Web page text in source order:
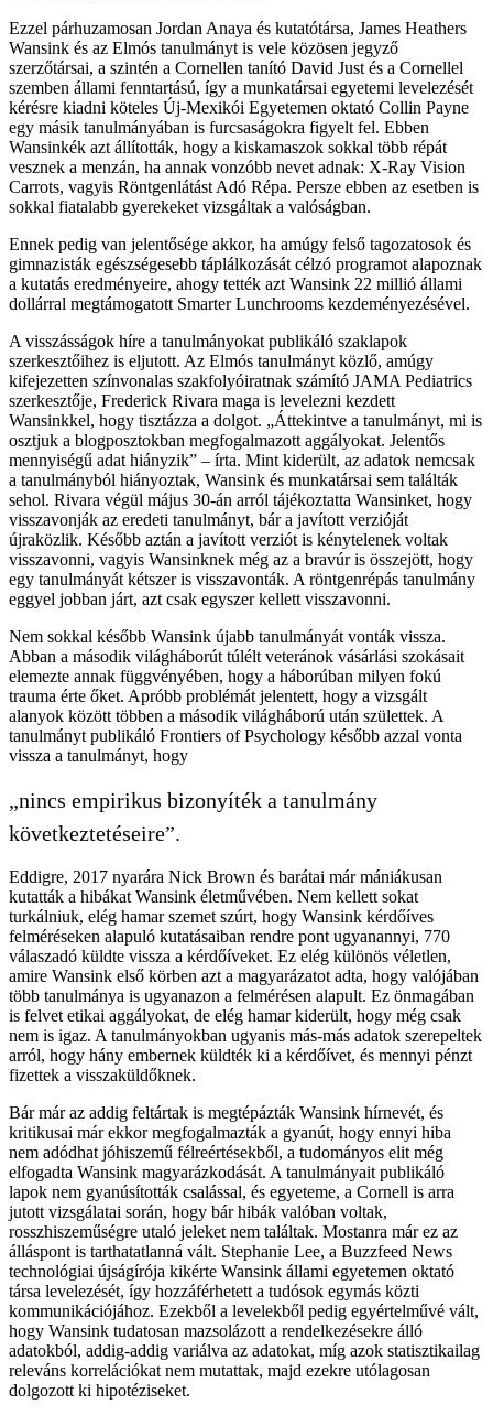
Ezzel párhuzamosan Jordan Anaya és kutatótársa, James Heathers
Wansink és az Elmós tanulmányt is vele közösen jegyző
szerzőtársai, a szintén a Cornellen tanító David Just és a Cornellel
szemben állami fenntartású, így a munkatársai egyetemi levelezését
kérésre kiadni köteles Új-Mexikói Egyetemen oktató Collin Payne
egy másik tanulmányában is furcsaságokra figyelt fel. Ebben
Wansinkék azt állították, hogy a kiskamaszok sokkal több répát
vesznek a menzán, ha annak vonzóbb nevet adnak: X-Ray Vision
Carrots, vagyis Röntgenlátást Adó Répa. Persze ebben az esetben is
sokkal fiatalabb gyerekeket vizsgáltak a valóságban.
Ennek pedig van jelentősége akkor, ha amúgy felső tagozatosok és
gimnazisták egészségesebb táplálkozását célzó programot alapoznak
a kutatás eredményeire, ahogy tették azt Wansink 22 millió állami
dollárral megtámogatott Smarter Lunchrooms kezdeményezésével.
A visszásságok híre a tanulmányokat publikáló szaklapok
szerkesztőihez is eljutott. Az Elmós tanulmányt közlő, amúgy
kifejezetten színvonalas szakfolyóiratnak számító JAMA Pediatrics
szerkesztője, Frederick Rivara maga is levelezni kezdett
Wansinkkel, hogy tisztázza a dolgot. „Áttekintve a tanulmányt, mi is
osztjuk a blogposztokban megfogalmazott aggályokat. Jelentős
mennyiségű adat hiányzik” – írta. Mint kiderült, az adatok nemcsak
a tanulmányból hiányoztak, Wansink és munkatársai sem találták
sehol. Rivara végül május 30-án arról tájékoztatta Wansinket, hogy
visszavonják az eredeti tanulmányt, bár a javított verzióját
újraközlik. Később aztán a javított verziót is kénytelenek voltak
visszavonni, vagyis Wansinknek még az a bravúr is összejött, hogy
egy tanulmányát kétszer is visszavonták. A röntgenrépás tanulmány
eggyel jobban járt, azt csak egyszer kellett visszavonni.
Nem sokkal később Wansink újabb tanulmányát vonták vissza.
Abban a második világháborút túlélt veteránok vásárlási szokásait
elemezte annak függvényében, hogy a háborúban milyen fokú
trauma érte őket. Apróbb problémát jelentett, hogy a vizsgált
alanyok között többen a második világháború után születtek. A
tanulmányt publikáló Frontiers of Psychology később azzal vonta
vissza a tanulmányt, hogy
„nincs empirikus bizonyíték a tanulmány
következtetéseire”.
Eddigre, 2017 nyarára Nick Brown és barátai már mániákusan
kutatták a hibákat Wansink életművében. Nem kellett sokat
turkálniuk, elég hamar szemet szúrt, hogy Wansink kérdőíves
felméréseken alapuló kutatásaiban rendre pont ugyanannyi, 770
válaszadó küldte vissza a kérdőíveket. Ez elég különös véletlen,
amire Wansink első körben azt a magyarázatot adta, hogy valójában
több tanulmánya is ugyanazon a felmérésen alapult. Ez önmagában
is felvet etikai aggályokat, de elég hamar kiderült, hogy még csak
nem is igaz. A tanulmányokban ugyanis más-más adatok szerepeltek
arról, hogy hány embernek küldték ki a kérdőívet, és mennyi pénzt
fizettek a visszaküldőknek.
Bár már az addig feltártak is megtépázták Wansink hírnevét, és
kritikusai már ekkor megfogalmazták a gyanút, hogy ennyi hiba
nem adódhat jóhiszemű félreértésekből, a tudományos elit még
elfogadta Wansink magyarázkodását. A tanulmányait publikáló
lapok nem gyanúsították csalással, és egyeteme, a Cornell is arra
jutott vizsgálatai során, hogy bár hibák valóban voltak,
rosszhiszeműségre utaló jeleket nem találtak. Mostanra már ez az
álláspont is tarthatatlanná vált. Stephanie Lee, a Buzzfeed News
technológiai újságírója kikérte Wansink állami egyetemen oktató
társa levelezését, így hozzáférhetett a tudósok egymás közti
kommunikációjához. Ezekből a levelekből pedig egyértelművé vált,
hogy Wansink tudatosan mazsolázott a rendelkezésekre álló
adatokból, addig-addig variálva az adatokat, míg azok statisztikailag
releváns korrelációkat nem mutattak, majd ezekre utólagosan
dolgozott ki hipotéziseket.